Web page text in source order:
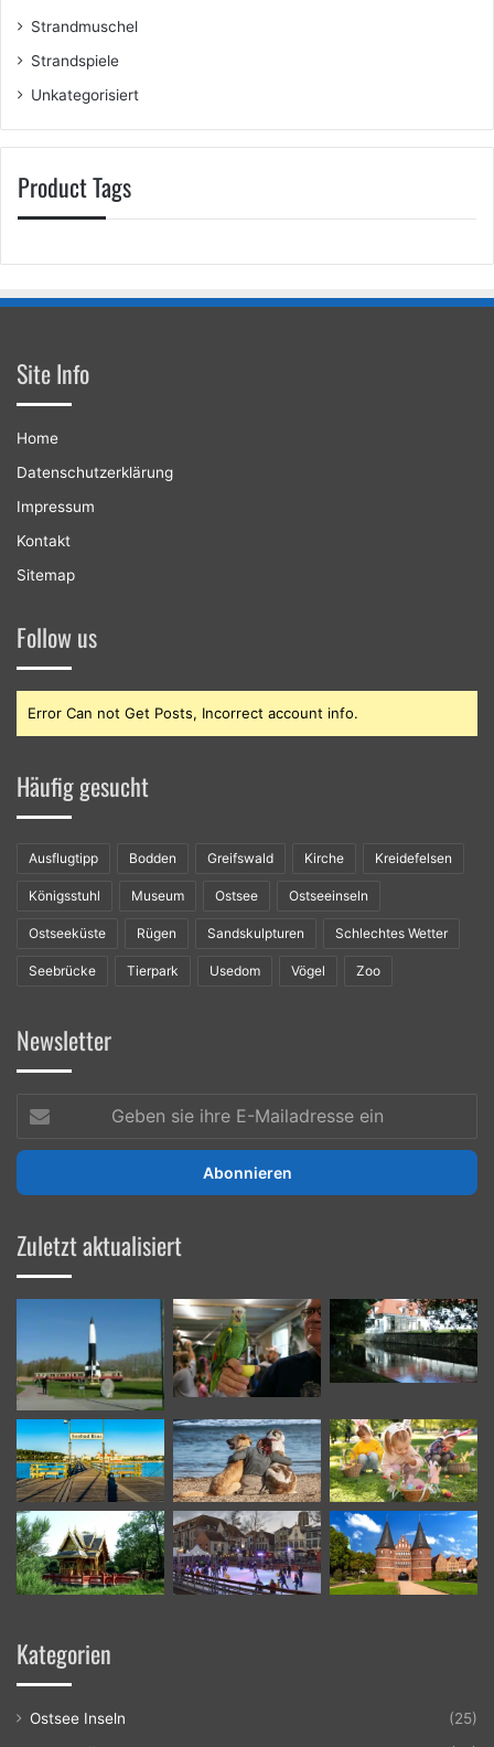
Strandmuschel
Strandspiele
Unkategorisiert
Product Tags
Site Info
Home
Datenschutzerklärung
Impressum
Kontakt
Sitemap
Follow us
Error Can not Get Posts, Incorrect account info.
Häufig gesucht
Ausflugtipp Bodden Greifswald Kirche Kreidefelsen
Königsstuhl Museum Ostsee Ostseeinseln
Ostseeküste Rügen Sandskulpturen Schlechtes Wetter
Seebrücke Tierpark Usedom Vögel Zoo
Newsletter
sie
ihre
Mailadresse
Zuletzt aktualisiert
Kategorien
Ostsee Inseln
(25)